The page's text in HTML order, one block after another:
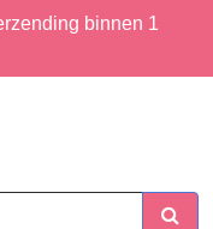
binnen 1